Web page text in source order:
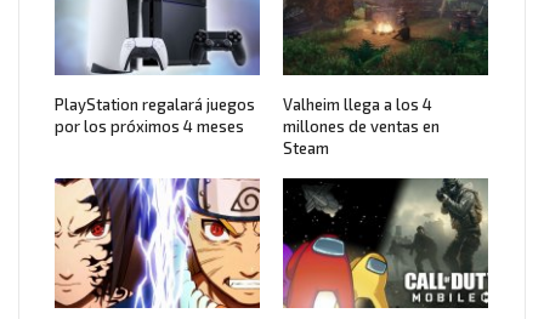
PlayStation regalará juegos
por los próximos 4 meses
Valheim llega a los 4
millones de ventas en
Steam